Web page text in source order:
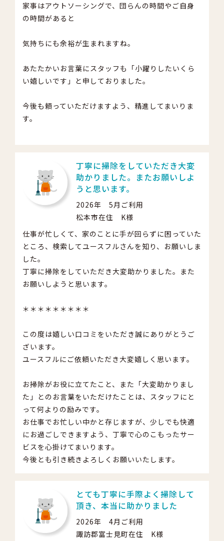
家事はアウトソーシングで、団らんの時間やご自身
の時間があると
気持ちにも余裕が生まれますね。
あたたかいお言葉にスタッフも「小躍りしたいくら
い嬉しいです」と申しておりました。
今後も頼っていただけますよう、精進してまいりま
す。
丁寧に掃除をしていただき大変
助かりました。またお願いしよ
うと思います。
2026年 5月ご利用
松本市在住 K様
仕事が忙しくて、家のことに手が回らずに困っていた
ところ、検索してユースフルさんを知り、お願いしま
した。
丁寧に掃除をしていただき大変助かりました。また
お願いしようと思います。
＊＊＊＊＊＊＊＊＊
この度は嬉しい口コミをいただき誠にありがとうご
ざいます。
ユースフルにご依頼いただき大変嬉しく思います。
お掃除がお役に立てたこと、また「大変助かりまし
た」とのお言葉をいただけたことは、スタッフにと
って何よりの励みです。
お仕事でお忙しい中かと存じますが、少しでも快適
にお過ごしできますよう、丁寧で心のこもったサー
ビスを心掛けてまいります。
今後とも引き続きよろしくお願いいたします。
とても丁寧に手際よく掃除して
頂き、本当に助かりました
2026年 4月ご利用
諏訪郡富士見町在住 K様